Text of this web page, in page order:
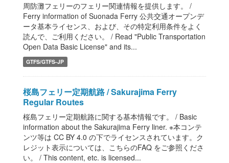
周防灘フェリーのフェリー関連情報を提供します。 /
Ferry information of Suonada Ferry 公共交通オープンデ
ータ基本ライセンス、および、その特定利用条件をよく
読んで、ご利用ください。 / Read "Public Transportation
Open Data Basic License" and its...
GTFS/GTFS-JP
桜島フェリー定期航路 / Sakurajima Ferry
Regular Routes
桜島フェリー定期航路に関する基本情報です。 / Basic
information about the Sakurajima Ferry liner. ※本コンテ
ンツ等は CC BY 4.0 の下でライセンスされています。ク
レジット表示については、こちらのFAQ をご参照くださ
い。 / This content, etc. is licensed...